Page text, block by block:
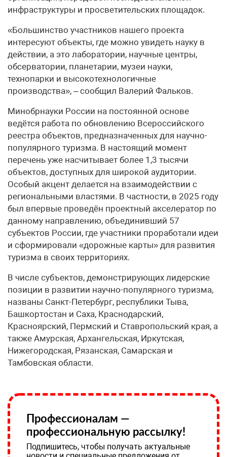
инфраструктуры и просветительских площадок.
«Большинство участников нашего проекта
интересуют объекты, где можно увидеть науку в
действии, а это лаборатории, научные центры,
обсерватории, планетарии, музеи науки,
технопарки и высокотехнологичные
производства», – сообщил Валерий Фальков.
Минобрнауки России на постоянной основе
ведётся работа по обновлению Всероссийского
реестра объектов, предназначенных для научно-
популярного туризма. В настоящий момент
перечень уже насчитывает более 1,3 тысячи
объектов, доступных для широкой аудитории.
Особый акцент делается на взаимодействии с
региональными властями. В частности, в 2025 году
был впервые проведён проектный акселератор по
данному направлению, объединивший 57
субъектов России, где участники проработали идеи
и сформировали «дорожные карты» для развития
туризма в своих территориях.
В числе субъектов, демонстрирующих лидерские
позиции в развитии научно-популярного туризма,
названы Санкт-Петербург, республики Тыва,
Башкортостан и Саха, Краснодарский,
Красноярский, Пермский и Ставропольский края, а
также Амурская, Архангельская, Иркутская,
Нижегородская, Рязанская, Самарская и
Тамбовская области.
Профессионалам —
профессиональную рассылку!
Подпишитесь, чтобы получать актуальные